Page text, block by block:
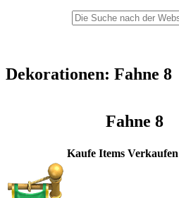
Dekorationen: Fahne 8
Fahne 8
Kaufe Items Verkaufen